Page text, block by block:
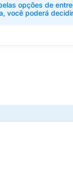
opções de
você poderá